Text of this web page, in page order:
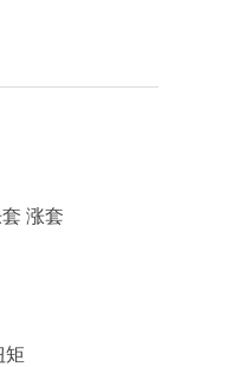
涨套
矩